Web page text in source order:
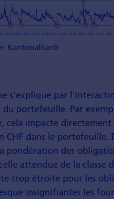
Kantonalbank
s'explique par
portefeuille. Par
cela impacte
CHF dans le portefeuille.
pondération des
attendue de la classe
trop étroite pour les
insignifiantes les